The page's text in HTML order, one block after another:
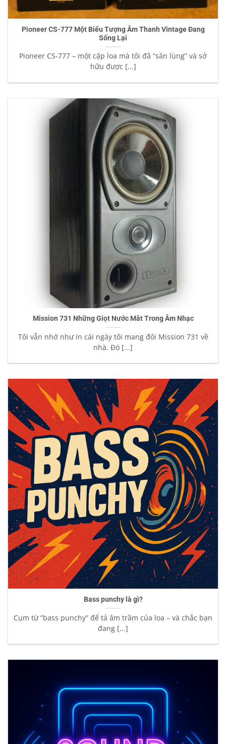
Pioneer CS-777 Một Biểu Tượng Âm Thanh Vintage Đang
Sống Lại
Pioneer CS-777 – một cặp loa mà tôi đã “săn lùng” và sở
hữu được [...]
Mission 731 Những Giọt Nước Mắt Trong Âm Nhạc
Tôi vẫn nhớ như in cái ngày tôi mang đôi Mission 731 về
nhà. Đó [...]
Bass punchy là gì?
Cụm từ “bass punchy” để tả âm trầm của loa – và chắc bạn
đang [...]